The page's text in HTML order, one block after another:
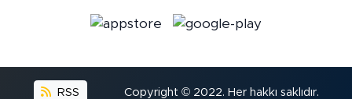
RSS Copyright © 2022. Her hakkı saklıdır.